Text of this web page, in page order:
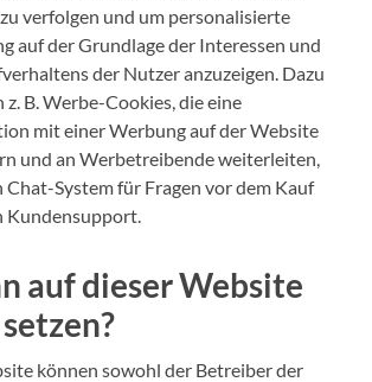
verfolgen und um personalisierte
auf der Grundlage der Interessen und
der Nutzer anzuzeigen. Dazu
z. B. Werbe-Cookies, die eine
mit einer Werbung auf der Website
und an Werbetreibende weiterleiten,
Chat-System für Fragen vor dem Kauf
Kundensupport.
auf dieser Website
können sowohl der Betreiber der